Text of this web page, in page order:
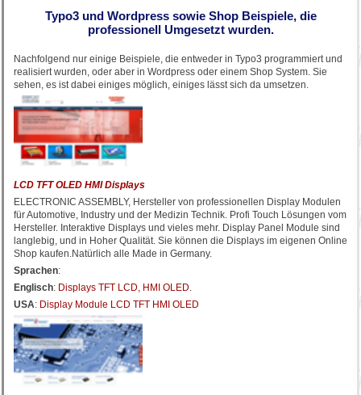
Typo3 und Wordpress sowie Shop Beispiele, die
professionell Umgesetzt wurden.
Nachfolgend nur einige Beispiele, die entweder in Typo3 programmiert und
realisiert wurden, oder aber in Wordpress oder einem Shop System. Sie
sehen, es ist dabei einiges möglich, einiges lässt sich da umsetzen.
LCD TFT OLED HMI Displays
ELECTRONIC ASSEMBLY, Hersteller von professionellen Display Modulen
für Automotive, Industry und der Medizin Technik. Profi Touch Lösungen vom
Hersteller. Interaktive Displays und vieles mehr. Display Panel Module sind
langlebig, und in Hoher Qualität. Sie können die Displays im eigenen Online
Shop kaufen.Natürlich alle Made in Germany.
Sprachen:
Englisch: Displays TFT LCD, HMI OLED.
USA: Display Module LCD TFT HMI OLED